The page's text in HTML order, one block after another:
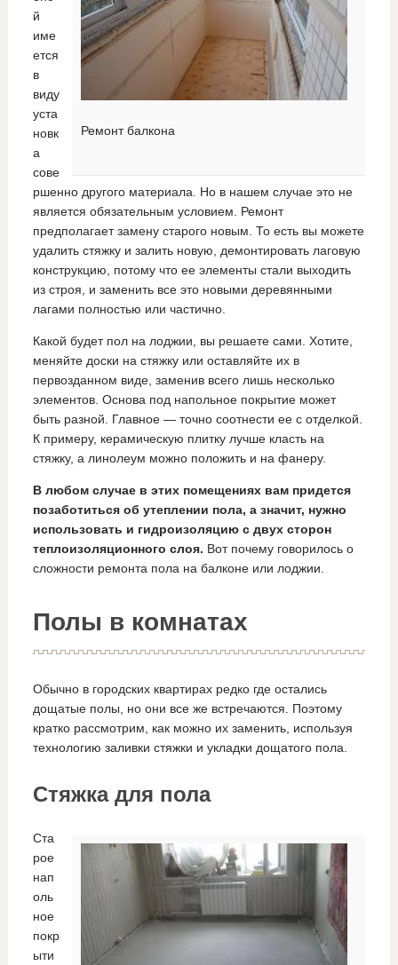
Ремонт балкона
й
име
ется
в
виду
уста
новк
а
сове
ршенно другого материала. Но в нашем случае это не
является обязательным условием. Ремонт
предполагает замену старого новым. То есть вы можете
удалить стяжку и залить новую, демонтировать лаговую
конструкцию, потому что ее элементы стали выходить
из строя, и заменить все это новыми деревянными
лагами полностью или частично.
Какой будет пол на лоджии, вы решаете сами. Хотите,
меняйте доски на стяжку или оставляйте их в
первозданном виде, заменив всего лишь несколько
элементов. Основа под напольное покрытие может
быть разной. Главное — точно соотнести ее с отделкой.
К примеру, керамическую плитку лучше класть на
стяжку, а линолеум можно положить и на фанеру.
В любом случае в этих помещениях вам придется
позаботиться об утеплении пола, а значит, нужно
использовать и гидроизоляцию с двух сторон
теплоизоляционного слоя. Вот почему говорилось о
сложности ремонта пола на балконе или лоджии.
Полы в комнатах
Обычно в городских квартирах редко где остались
дощатые полы, но они все же встречаются. Поэтому
кратко рассмотрим, как можно их заменить, используя
технологию заливки стяжки и укладки дощатого пола.
Стяжка для пола
Ста
рое
нап
оль
ное
покр
ыти